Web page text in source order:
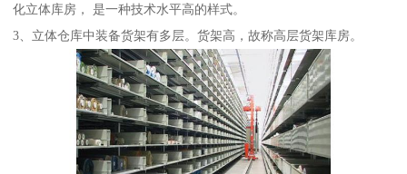
化立体库房， 是一种技术水平高的样式。
3、立体仓库中装备货架有多层。货架高，故称高层货架库房。